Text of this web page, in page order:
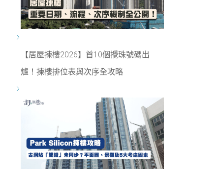
【居屋揀樓2026】首10個攪珠號碼出
爐！揀樓排位表與次序全攻略